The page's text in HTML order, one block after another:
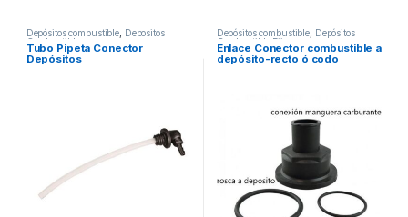
Depósitos combustible
Depositos
Combustible
Tubo Pipeta Conector
Depósitos
Depósitos combustible
Depósitos
Combustible Fijos
Enlace Conector combustible a
depósito-recto ó codo